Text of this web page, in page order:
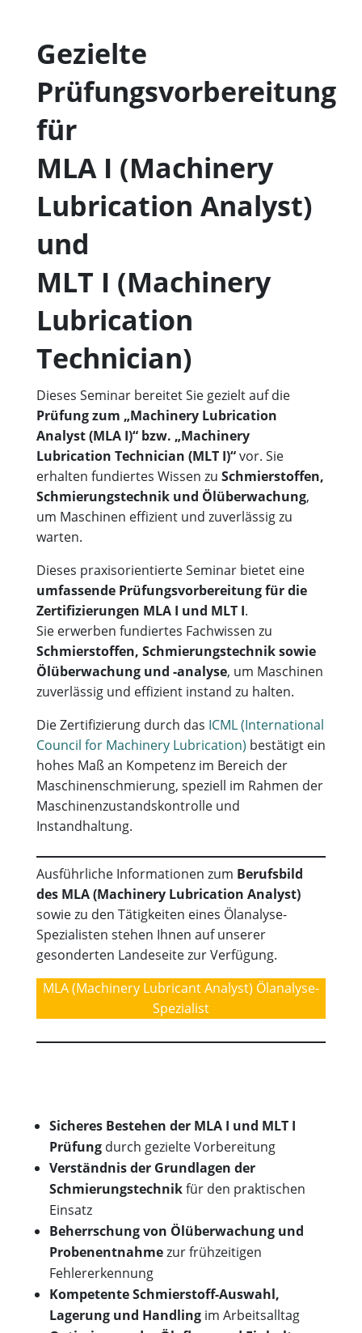
Gezielte
Prüfungsvorbereitung
für
MLA I (Machinery
Lubrication Analyst)
und
MLT I (Machinery
Lubrication
Technician)
Dieses Seminar bereitet Sie gezielt auf die
Prüfung zum „Machinery Lubrication
Analyst (MLA I)“ bzw. „Machinery
Lubrication Technician (MLT I)“vor. Sie
erhalten fundiertes Wissen zu Schmierstoffen,
Schmierungstechnik und Ölüberwachung,
um Maschinen effizient und zuverlässig zu
warten.
Dieses praxisorientierte Seminar bietet eine
umfassende Prüfungsvorbereitung für die
Zertifizierungen MLA I und MLT I.
Sie erwerben fundiertes Fachwissen zu
Schmierstoffen, Schmierungstechnik sowie
Ölüberwachung und -analyse, um Maschinen
zuverlässig und effizient instand zu halten.
Die Zertifizierung durch das ICML (International
Council for Machinery Lubrication) bestätigt ein
hohes Maß an Kompetenz im Bereich der
Maschinenschmierung, speziell im Rahmen der
Maschinenzustandskontrolle und
Instandhaltung.
Ausführliche Informationen zum Berufsbild
des MLA (Machinery Lubrication Analyst)
sowie zu den Tätigkeiten eines Ölanalyse-
Spezialisten stehen Ihnen auf unserer
gesonderten Landeseite zur Verfügung.
MLA (Machinery Lubricant Analyst) Ölanalyse-
Spezialist
Sicheres Bestehen der MLA I und MLT I
Prüfungdurch gezielte Vorbereitung
Verständnis der Grundlagen der
Schmierungstechnikfür den praktischen
Einsatz
Beherrschung von Ölüberwachung und
Probenentnahmezur frühzeitigen
Fehlererkennung
Kompetente Schmierstoff-Auswahl,
Lagerung und Handlingim Arbeitsalltag